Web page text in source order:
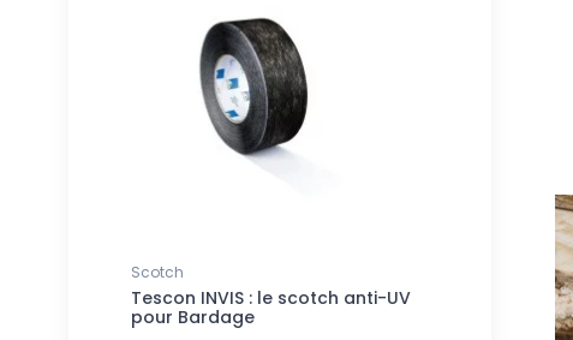
Scotch
Tescon INVIS : le scotch anti-UV
pour Bardage